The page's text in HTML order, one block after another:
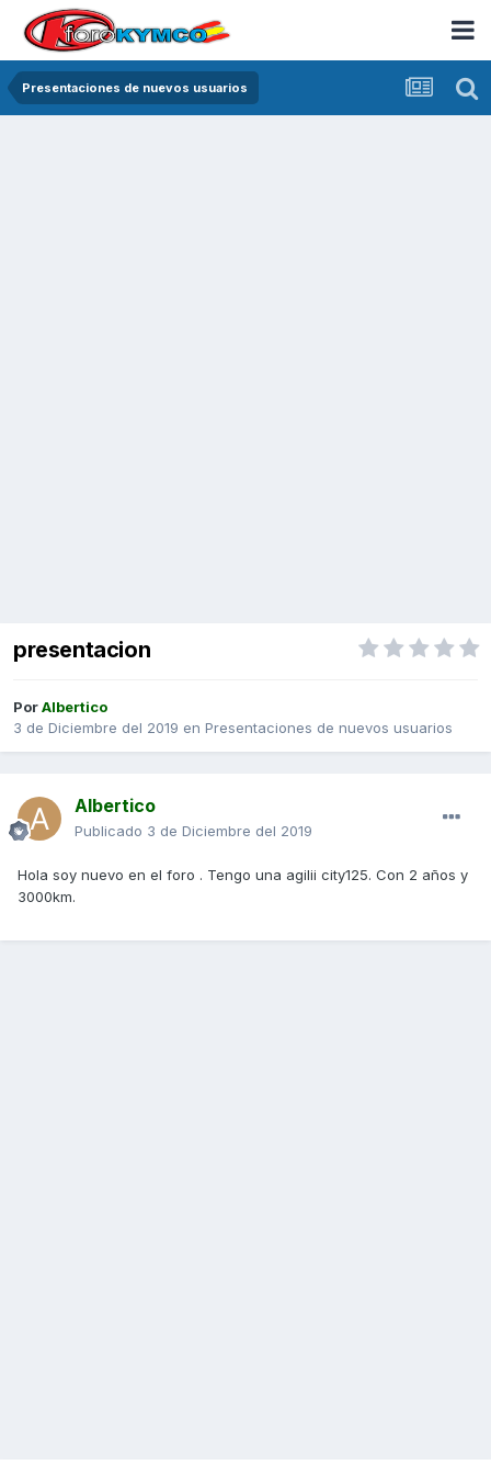
Presentaciones de nuevos usuarios
presentacion
PorAlbertico
3 de Diciembre del 2019 en Presentaciones de nuevos usuarios
Albertico
Publicado 3 de Diciembre del 2019
Hola soy nuevo en el foro . Tengo una agilii city125. Con 2 años y
3000km.